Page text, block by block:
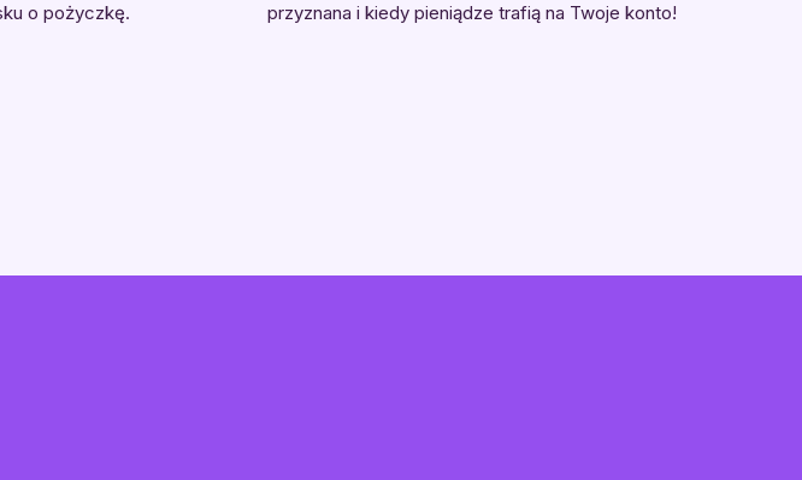
o pożyczkę.
przyznana i kiedy pieniądze trafią na Twoje konto!